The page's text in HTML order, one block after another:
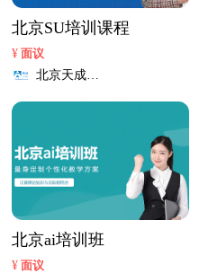
北京SU培训课程
¥ 面议
北京天成设
北京ai培训班
¥ 面议